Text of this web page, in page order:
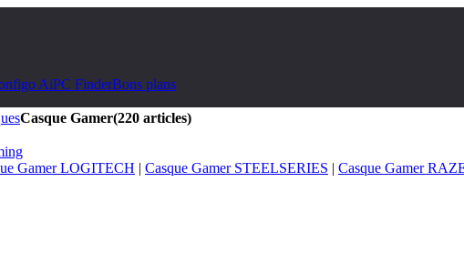
AiPC FinderBons plans
Casque Gamer(220 articles)
Gamer LOGITECH | Casque Gamer STEELSERIES | Casque Gamer